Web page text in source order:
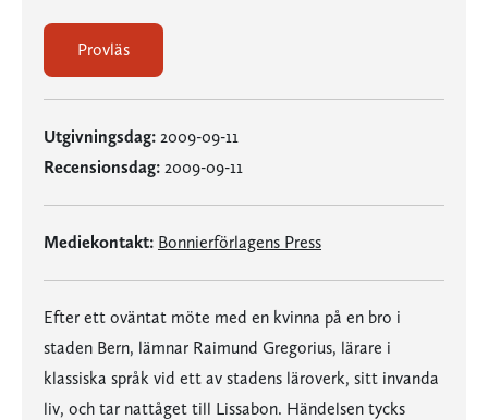
Provläs
Utgivningsdag: 2009-09-11
Recensionsdag: 2009-09-11
Mediekontakt: Bonnierförlagens Press
Efter ett oväntat möte med en kvinna på en bro i
staden Bern, lämnar Raimund Gregorius, lärare i
klassiska språk vid ett av stadens läroverk, sitt invanda
liv, och tar nattåget till Lissabon. Händelsen tycks